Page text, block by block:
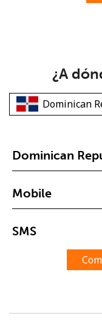
Mínimo 8
Un número
Un caracter
Mantente en
ofertas.
¿A
Dominican
Mobile
SMS